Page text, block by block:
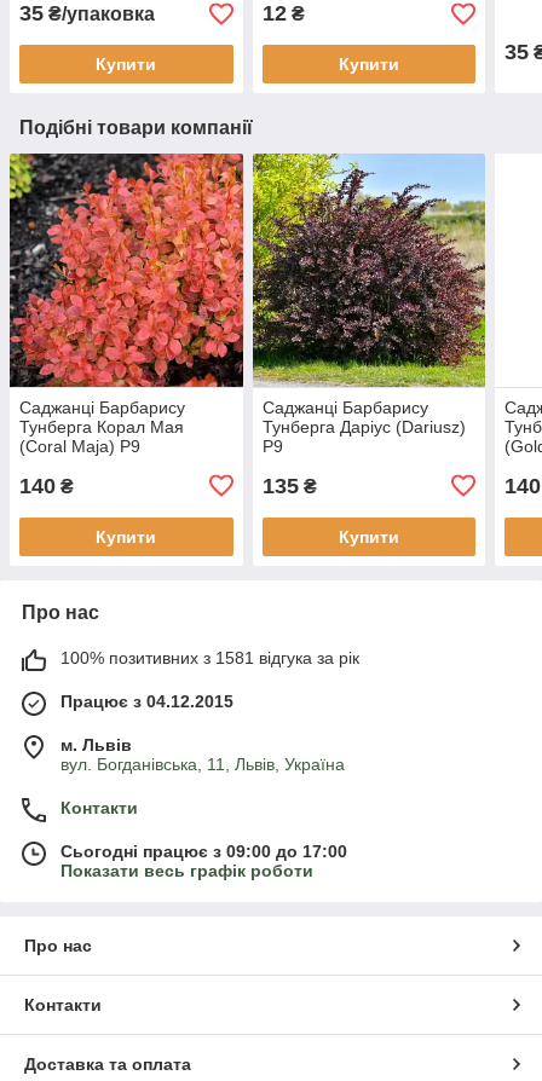
35 ₴/упаковка
Купити
12₴
Купити 35
Подібні товари компанії
Саджанці Барбарису
Тунберга Корал Мая
(Coral Maja) Р9
140 ₴
Купити
Саджанці Барбарису
Тунберга Даріус (Dariusz)
Р9
135₴
Купити
140
Про нас
100% позитивних з 1581 відгука за рік
Працює з 04.12.2015
м. Львів
вул. Богданівська, 11, Львів, Україна
Контакти
Сьогодні працює з 09:00 до 17:00
Показати весь графік роботи
Про нас
Контакти
Доставка та оплата